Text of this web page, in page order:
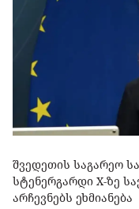
შვედეთის საგარეო
სტენერგარდი X-ზე
არჩევნებს ეხმიანება